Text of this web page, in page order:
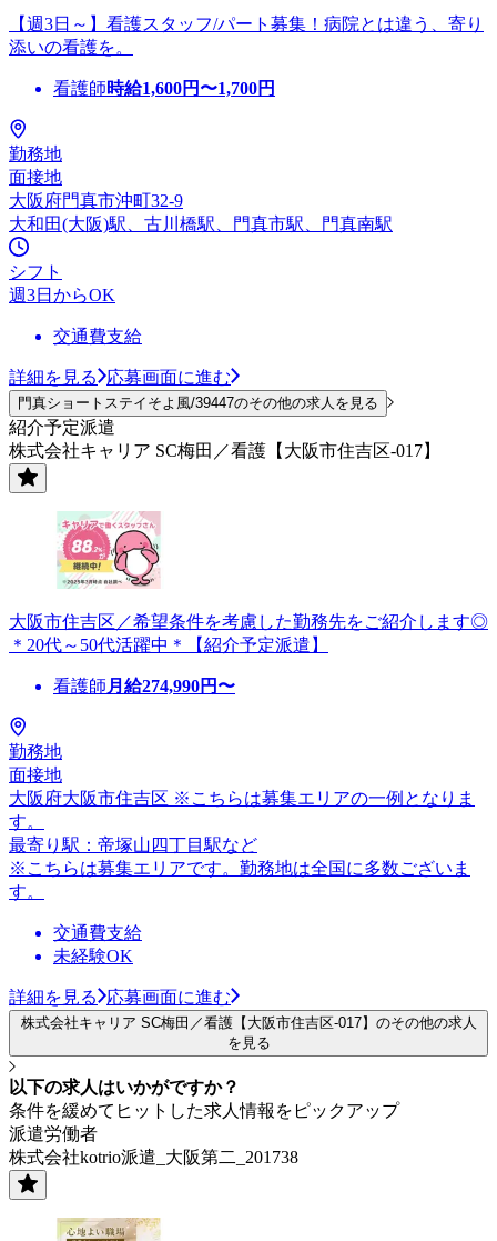
【週3日～】看護スタッフ/パート募集！病院とは違う、寄り
添いの看護を。
看護師時給1,600円〜1,700円
勤務地
面接地
大阪府門真市沖町32-9
大和田(大阪)駅、古川橋駅、門真市駅、門真南駅
シフト
週3日からOK
交通費支給
詳細を見る 応募画面に進む
門真ショートステイそよ風/39447のその他の求人を見る
紹介予定派遣
株式会社キャリア SC梅田／看護【大阪市住吉区-017】
大阪市住吉区／希望条件を考慮した勤務先をご紹介します◎
＊20代～50代活躍中＊【紹介予定派遣】
看護師 月給274,990円〜
勤務地
面接地
大阪府大阪市住吉区 ※こちらは募集エリアの一例となりま
す。
最寄り駅：帝塚山四丁目駅など
※こちらは募集エリアです。勤務地は全国に多数ございま
す。
交通費支給
未経験OK
詳細を見る 応募画面に進む
株式会社キャリア SC梅田／看護【大阪市住吉区-017】のその他の求人
を見る
以下の求人はいかがですか？
条件を緩めてヒットした求人情報をピックアップ
派遣労働者
株式会社kotrio派遣_大阪第二_201738